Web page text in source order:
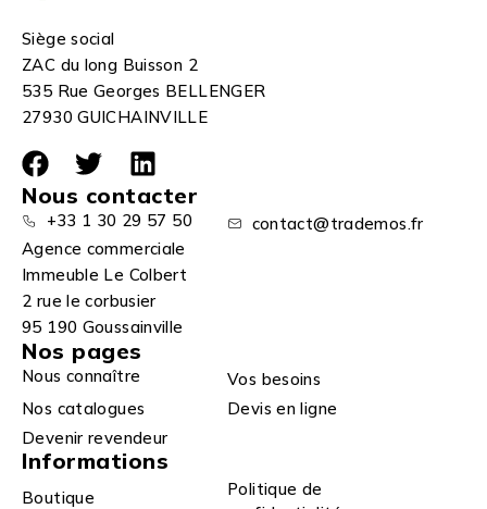
Siège social
ZAC du long Buisson 2
535 Rue Georges BELLENGER
27930 GUICHAINVILLE
Nous contacter
+33 1 30 29 57 50
contact@trademos.fr
Agence commerciale
Immeuble Le Colbert
2 rue le corbusier
95 190 Goussainville
Nos pages
Nous connaître
Vos besoins
Nos catalogues
Devis en ligne
Devenir revendeur
Informations
Boutique
Politique de